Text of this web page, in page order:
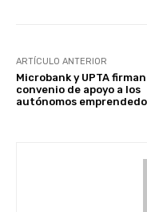
ARTÍCULO ANTERIOR
Microbank y UPTA
convenio de apoyo a los
autónomos